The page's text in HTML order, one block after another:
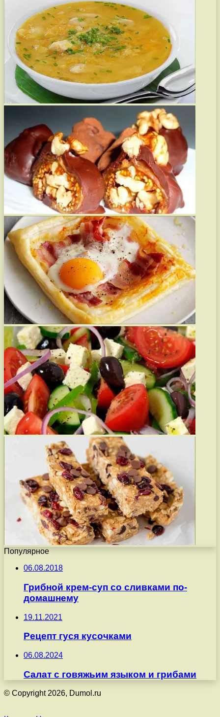
Популярное
06.08.2018
Грибной крем-суп со сливками по-
домашнему
19.11.2021
Рецепт гуся кусочками
06.08.2024
Салат с говяжьим языком и грибами
© Copyright 2026, Dumol.ru